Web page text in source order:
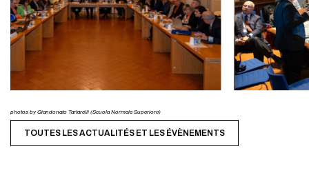
photos by Giandonato Tartarelli (Scuola Normale Superiore)
TOUTES LES ACTUALITÉS ET LES ÉVÈNEMENTS